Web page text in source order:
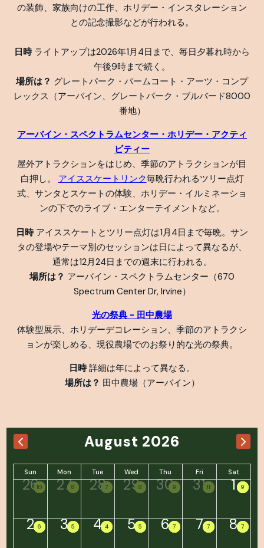
の装飾、家族向けの工作、ホリデー・インスタレーション
との記念撮影などが行われる。
日時ライトアップは2026年1月4日まで、毎日夕暮れ時から
午後9時まで続く。
場所は？ グレートパーク・パームコート・アーツ・コンプ
レックス（アーバイン、グレートパーク・ブルバード8000
番地）
アーバイン・スペクトラムセンター・ホリデー・アクティ
ビティー
屋外アトラクションをはじめ、季節のアトラクションが目
白押し。 アイススケートリンク毎晩行われるツリー点灯
式、サンタとスケートの体験、ホリデー・イルミネーショ
ンの下でのライブ・エンターテイメントなど。
日時アイススケートとツリー点灯は1月4日まで毎晩。サン
タの登場やテーマ別のセッションは日によって異なるが、
通常は12月24日までの週末に行われる。
場所は？ アーバイン・スペクトラムセンター（670
Spectrum Center Dr, Irvine）
光の祭典 - 田中農場
体験型展示、ホリデーデコレーション、季節のアトラクシ
ョンが楽しめる、現役農場でのお祭り的な光の祭典。
日時詳細は年によって異なる。
場所は？ 田中農場（アーバイン）
August 2026
Sun Mon Tue Wed Thu Fri Sat
10
10
10
10
26 8
8
8
8
27 7
7
7
7
28 8
8
8
8
29 9
9
9
9
30 11
11
11
11
31 9
9
9
9
1
6
6
6
6
2 5
5
5
5
3 4
4
4
4
4 5
5
5
5
5 7
7
7
7
6 7
7
7
7
7 7
7
7
7
8